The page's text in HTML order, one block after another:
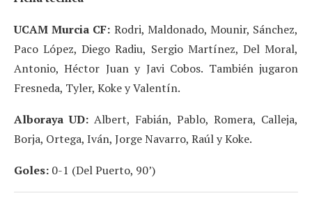
UCAM Murcia CF: Rodri, Maldonado, Mounir, Sánchez,
Paco López, Diego Radiu, Sergio Martínez, Del Moral,
Antonio, Héctor Juan y Javi Cobos. También jugaron
Fresneda, Tyler, Koke y Valentín.
Alboraya UD: Albert, Fabián, Pablo, Romera, Calleja,
Borja, Ortega, Iván, Jorge Navarro, Raúl y Koke.
Goles: 0-1 (Del Puerto, 90’)